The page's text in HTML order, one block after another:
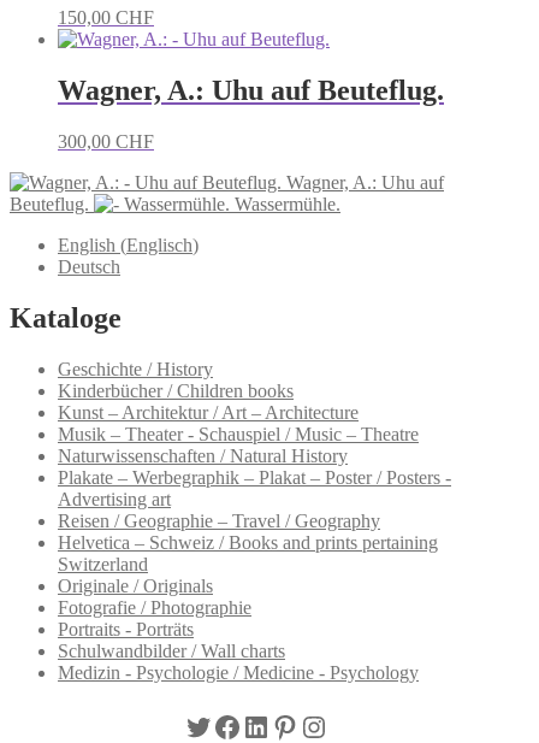
150,00 CHF
Wagner, A.: Uhu auf Beuteflug.
300,00 CHF
Wagner, A.: Uhu auf
Beuteflug.
Wassermühle.
English (Englisch)
Deutsch
Kataloge
Geschichte / History
Kinderbücher / Children books
Kunst – Architektur / Art – Architecture
Musik – Theater - Schauspiel / Music – Theatre
Naturwissenschaften / Natural History
Plakate – Werbegraphik – Plakat – Poster / Posters -
Advertising art
Reisen / Geographie – Travel / Geography
Helvetica – Schweiz / Books and prints pertaining
Switzerland
Originale / Originals
Fotografie / Photographie
Portraits - Porträts
Schulwandbilder / Wall charts
Medizin - Psychologie / Medicine - Psychology
Twitter
Facebook
LinkedIn
Pinterest
Instagram